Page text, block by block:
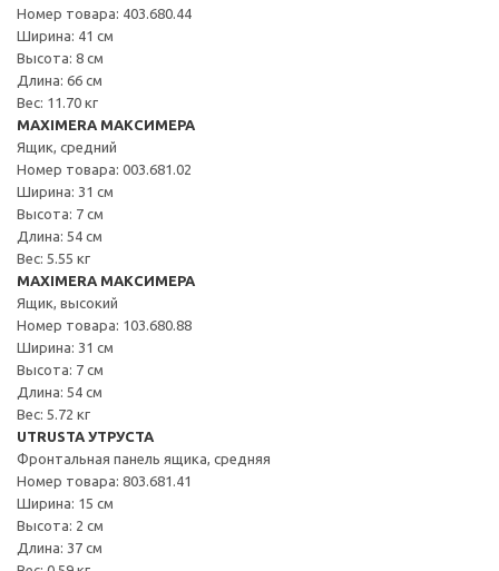
Номер товара: 403.680.44
Ширина: 41 см
Высота: 8 см
Длина: 66 см
Вес: 11.70 кг
MAXIMERA МАКСИМЕРА
Ящик, средний
Номер товара: 003.681.02
Ширина: 31 см
Высота: 7 см
Длина: 54 см
Вес: 5.55 кг
MAXIMERA МАКСИМЕРА
Ящик, высокий
Номер товара: 103.680.88
Ширина: 31 см
Высота: 7 см
Длина: 54 см
Вес: 5.72 кг
UTRUSTA УТРУСТА
Фронтальная панель ящика, средняя
Номер товара: 803.681.41
Ширина: 15 см
Высота: 2 см
Длина: 37 см